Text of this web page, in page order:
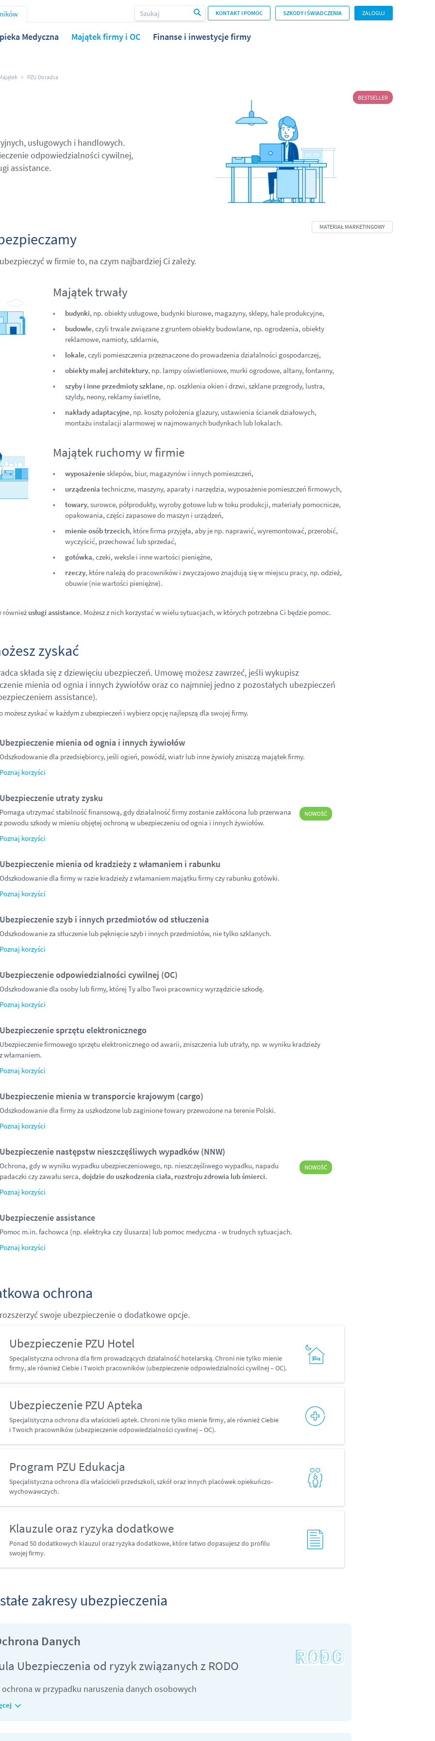
Medyczna Majątek firmy i OC Finanse i inwestycje firmy
KONTAKT I POMOC SZKODY I ŚWIADCZENIA ZALOGUJ
PZU Doradca
usługowych i handlowych.
odpowiedzialności cywilnej,
assistance.
BESTSELLER
w firmie to, na czym najbardziej Ci zależy.
Majątek trwały
budynki, np. obiekty usługowe, budynki biurowe, magazyny, sklepy, hale produkcyjne,
budowle, czyli trwale związane z gruntem obiekty budowlane, np. ogrodzenia, obiekty
reklamowe, namioty, szklarnie,
lokale, czyli pomieszczenia przeznaczone do prowadzenia działalności gospodarczej,
obiekty małej architektury, np. lampy oświetleniowe, murki ogrodowe, altany, fontanny,
szyby i inne przedmioty szklane, np. oszklenia okien i drzwi, szklane przegrody, lustra,
szyldy, neony, reklamy świetlne,
nakłady adaptacyjne, np. koszty położenia glazury, ustawienia ścianek działowych,
montażu instalacji alarmowej w najmowanych budynkach lub lokalach.
Majątek ruchomy w firmie
wyposażenie sklepów, biur, magazynów i innych pomieszczeń,
urządzenia techniczne, maszyny, aparaty i narzędzia, wyposażenie pomieszczeń firmowych,
towary, surowce, półprodukty, wyroby gotowe lub w toku produkcji, materiały pomocnicze,
opakowania, części zapasowe do maszyn i urządzeń,
mienie osób trzecich, które firma przyjęła, aby je np. naprawić, wyremontować, przerobić,
wyczyścić, przechować lub sprzedać,
gotówka, czeki, weksle i inne wartości pieniężne,
rzeczy, które należą do pracowników i zwyczajowo znajdują się w miejscu pracy, np. odzież,
obuwie (nie wartości pieniężne).
również usługi assistance. Możesz z nich korzystać w wielu sytuacjach, w których potrzebna Ci będzie pomoc.
zyskać
składa się z dziewięciu ubezpieczeń. Umowę możesz zawrzeć, jeśli wykupisz
mienia od ognia i innych żywiołów oraz co najmniej jedno z pozostałych ubezpieczeń
assistance).
możesz zyskać w każdym z ubezpieczeń i wybierz opcję najlepszą dla swojej firmy.
Ubezpieczenie mienia od ognia i innych żywiołów
Odszkodowanie dla przedsiębiorcy, jeśli ogień, powódź, wiatr lub inne żywioły zniszczą majątek firmy.
Poznaj korzyści
Ubezpieczenie utraty zysku
Pomaga utrzymać stabilność finansową, gdy działalność firmy zostanie zakłócona lub przerwana
z powodu szkody w mieniu objętej ochroną w ubezpieczeniu od ognia i innych żywiołów.
Poznaj korzyści
Ubezpieczenie mienia od kradzieży z włamaniem i rabunku
Odszkodowanie dla firmy w razie kradzieży z włamaniem majątku firmy czy rabunku gotówki.
Poznaj korzyści
Ubezpieczenie szyb i innych przedmiotów od stłuczenia
Odszkodowanie za stłuczenie lub pęknięcie szyb i innych przedmiotów, nie tylko szklanych.
Poznaj korzyści
Ubezpieczenie odpowiedzialności cywilnej (OC)
Odszkodowanie dla osoby lub firmy, której Ty albo Twoi pracownicy wyrządzicie szkodę.
Poznaj korzyści
Ubezpieczenie sprzętu elektronicznego
Ubezpieczenie firmowego sprzętu elektronicznego od awarii, zniszczenia lub utraty, np. w wyniku kradzieży
z włamaniem.
Poznaj korzyści
Ubezpieczenie mienia w transporcie krajowym (cargo)
Odszkodowanie dla firmy za uszkodzone lub zaginione towary przewożone na terenie Polski.
Poznaj korzyści
Ubezpieczenie następstw nieszczęśliwych wypadków (NNW)
Ochrona, gdy w wyniku wypadku ubezpieczeniowego, np. nieszczęśliwego wypadku, napadu
padaczki czy zawału serca, dojdzie do uszkodzenia ciała, rozstroju zdrowia lub śmierci.
Poznaj korzyści
Ubezpieczenie assistance
Pomoc m.in. fachowca (np. elektryka czy ślusarza) lub pomoc medyczna - w trudnych sytuacjach.
Poznaj korzyści
ochrona
swoje ubezpieczenie o dodatkowe opcje.
Ubezpieczenie PZU Hotel
Specjalistyczna ochrona dla firm prowadzących działalność hotelarską. Chroni nie tylko mienie
firmy, ale również Ciebie i Twoich pracowników (ubezpieczenie odpowiedzialności cywilnej – OC).
Ubezpieczenie PZU Apteka
Specjalistyczna ochrona dla właścicieli aptek. Chroni nie tylko mienie firmy, ale również Ciebie
i Twoich pracowników (ubezpieczenie odpowiedzialności cywilnej – OC).
Program PZU Edukacja
Specjalistyczna ochrona dla właścicieli przedszkoli, szkół oraz innych placówek opiekuńczo-
wychowawczych.
Klauzule oraz ryzyka dodatkowe
Ponad 50 dodatkowych klauzul oraz ryzyka dodatkowe, które łatwo dopasujesz do profilu
swojej firmy.
zakresy ubezpieczenia
Danych
Ubezpieczenia od ryzyk związanych z RODO
w przypadku naruszenia danych osobowych